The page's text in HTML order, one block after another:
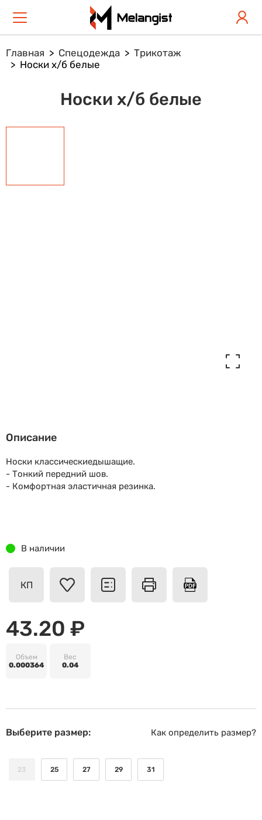
Главная Спецодежда
Трикотаж
Носки х/б белые
Носки х/б белые
Описание
Носки классическиедышащие.
- Тонкий передний шов.
- Комфортная эластичная резинка.
В наличии
КП
43.20 ₽
Объем
0.000364
Вес
0.04
Выберите размер: Как определить размер?
23 25 27 29 31